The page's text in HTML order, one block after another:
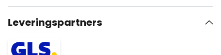
Leveringspartners